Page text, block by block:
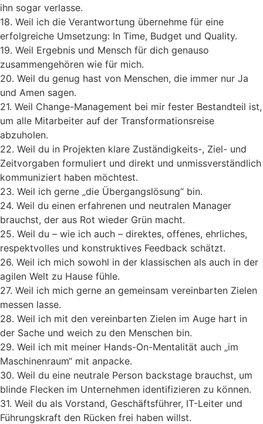
ihn sogar verlasse.
18. Weil ich die Verantwortung übernehme für eine
erfolgreiche Umsetzung: In Time, Budget und Quality.
19. Weil Ergebnis und Mensch für dich genauso
zusammengehören wie für mich.
20. Weil du genug hast von Menschen, die immer nur Ja
und Amen sagen.
21. Weil Change-Management bei mir fester Bestandteil ist,
um alle Mitarbeiter auf der Transformationsreise
abzuholen.
22. Weil du in Projekten klare Zuständigkeits-, Ziel- und
Zeitvorgaben formuliert und direkt und unmissverständlich
kommuniziert haben möchtest.
23. Weil ich gerne „die Übergangslösung“ bin.
24. Weil du einen erfahrenen und neutralen Manager
brauchst, der aus Rot wieder Grün macht.
25. Weil du – wie ich auch – direktes, offenes, ehrliches,
respektvolles und konstruktives Feedback schätzt.
26. Weil ich mich sowohl in der klassischen als auch in der
agilen Welt zu Hause fühle.
27. Weil ich mich gerne an gemeinsam vereinbarten Zielen
messen lasse.
28. Weil ich mit den vereinbarten Zielen im Auge hart in
der Sache und weich zu den Menschen bin.
29. Weil ich mit meiner Hands-On-Mentalität auch „im
Maschinenraum“ mit anpacke.
30. Weil du eine neutrale Person backstage brauchst, um
blinde Flecken im Unternehmen identifizieren zu können.
31. Weil du als Vorstand, Geschäftsführer, IT-Leiter und
Führungskraft den Rücken frei haben willst.